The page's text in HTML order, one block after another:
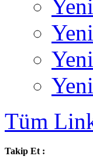
Tüm
Takip Et :